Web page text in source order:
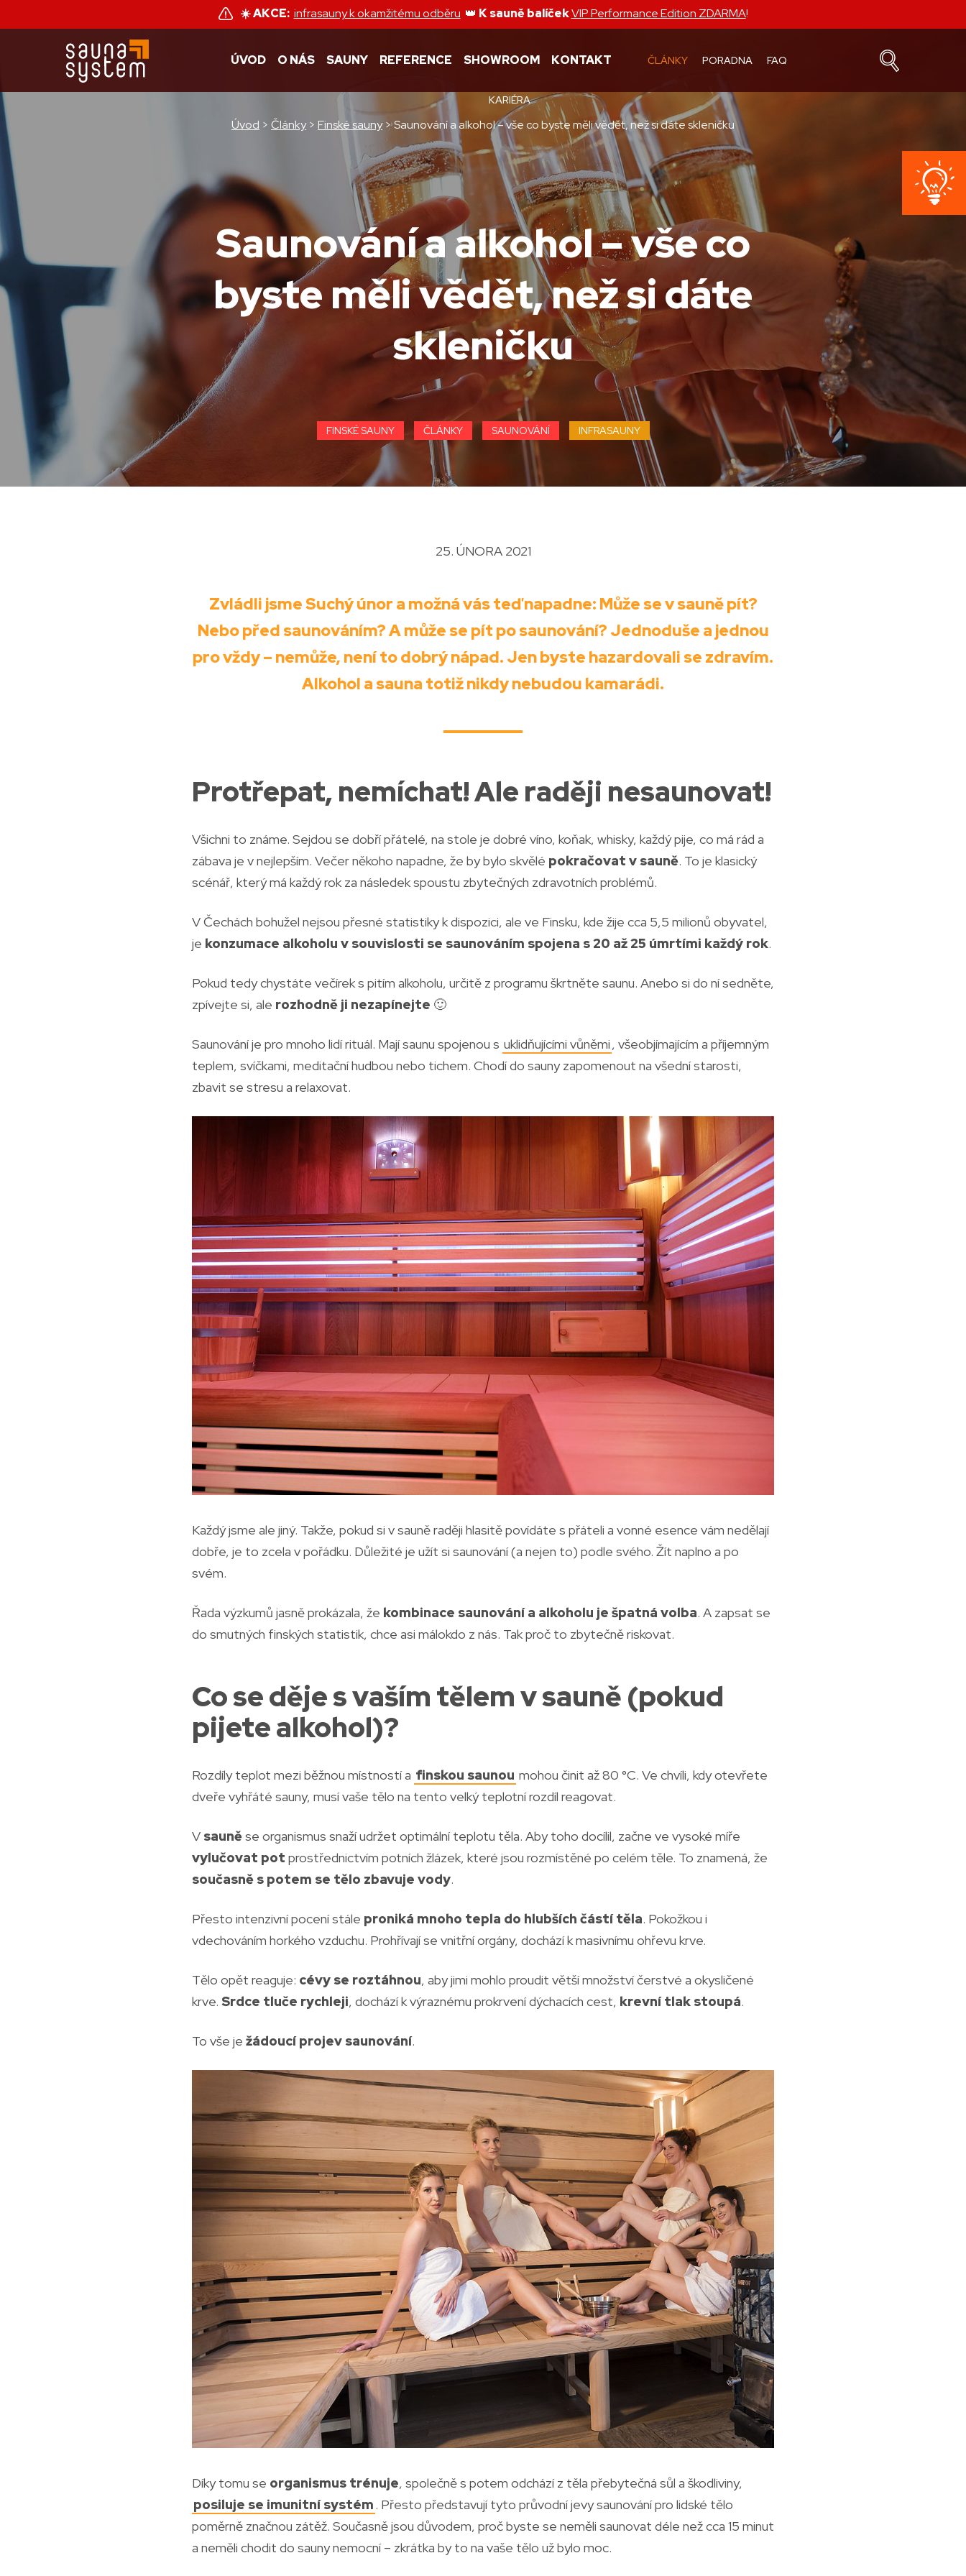
☀️ AKCE: infrasauny k okamžitému odběru 👑 K sauně balíčekVIP Performance Edition ZDARMA!
ÚVOD O NÁS SAUNY REFERENCE SHOWROOM KONTAKT ČLÁNKY PORADNA FAQ
KARIÉRA
Úvod > Články> Finské sauny>Saunování a alkohol – vše co byste měli vědět, než si dáte skleničku
Saunování a alkohol – vše co
byste měli vědět, než si dáte
skleničku
FINSKÉ SAUNY ČLÁNKY SAUNOVÁNÍ INFRASAUNY
25. ÚNORA 2021
Zvládli jsme Suchý únor a možná vás teď napadne: Může se v sauně pít?
Nebo před saunováním? A může se pít po saunování? Jednoduše a jednou
pro vždy – nemůže, není to dobrý nápad. Jen byste hazardovali se zdravím.
Alkohol a sauna totiž nikdy nebudou kamarádi.
Protřepat, nemíchat! Ale raději nesaunovat!
Všichni to známe. Sejdou se dobří přátelé, na stole je dobré víno, koňak, whisky, každý pije, co má rád a
zábava je v nejlepším. Večer někoho napadne, že by bylo skvělé pokračovat v sauně. To je klasický
scénář, který má každý rok za následek spoustu zbytečných zdravotních problémů.
V Čechách bohužel nejsou přesné statistiky k dispozici, ale ve Finsku, kde žije cca 5,5 milionů obyvatel,
je konzumace alkoholu v souvislosti se saunováním spojena s 20 až 25 úmrtími každý rok.
Pokud tedy chystáte večírek s pitím alkoholu, určitě z programu škrtněte saunu. Anebo si do ní sedněte,
zpívejte si, ale rozhodně ji nezapínejte 🙂
Saunování je pro mnoho lidí rituál. Mají saunu spojenou s uklidňujícími vůněmi, všeobjímajícím a příjemným
teplem, svíčkami, meditační hudbou nebo tichem. Chodí do sauny zapomenout na všední starosti,
zbavit se stresu a relaxovat.
Každý jsme ale jiný. Takže, pokud si v sauně raději hlasitě povídáte s přáteli a vonné esence vám nedělají
dobře, je to zcela v pořádku. Důležité je užít si saunování (a nejen to) podle svého. Žít naplno a po
svém.
Řada výzkumů jasně prokázala, že kombinace saunování a alkoholu je špatná volba. A zapsat se
do smutných finských statistik, chce asi málokdo z nás. Tak proč to zbytečně riskovat.
Co se děje s vaším tělem v sauně (pokud
pijete alkohol)?
Rozdíly teplot mezi běžnou místností a finskou saunou mohou činit až 80 °C. Ve chvíli, kdy otevřete
dveře vyhřáté sauny, musí vaše tělo na tento velký teplotní rozdíl reagovat.
V sauněse organismus snaží udržet optimální teplotu těla. Aby toho docílil, začne ve vysoké míře
vylučovat pot prostřednictvím potních žlázek, které jsou rozmístěné po celém těle. To znamená, že
současně s potem se tělo zbavuje vody.
Přesto intenzivní pocení stále proniká mnoho tepla do hlubších částí těla. Pokožkou i
vdechováním horkého vzduchu. Prohřívají se vnitřní orgány, dochází k masivnímu ohřevu krve.
Tělo opět reaguje: cévy se roztáhnou, aby jimi mohlo proudit větší množství čerstvé a okysličené
krve. Srdce tluče rychleji, dochází k výraznému prokrvení dýchacích cest, krevní tlak stoupá.
To vše je žádoucí projev saunování.
Díky tomu se organismus trénuje, společně s potem odchází z těla přebytečná sůl a škodliviny,
posiluje se imunitní systém . Přesto představují tyto průvodní jevy saunování pro lidské tělo
poměrně značnou zátěž. Současně jsou důvodem, proč byste se neměli saunovat déle než cca 15 minut
a neměli chodit do sauny nemocní – zkrátka by to na vaše tělo už bylo moc.